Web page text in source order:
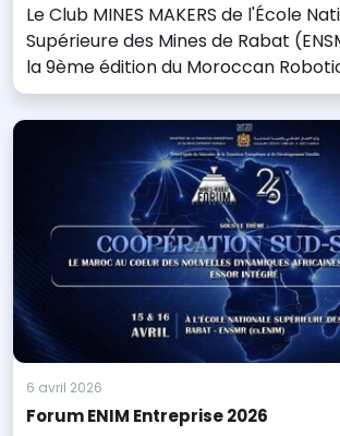
Le Club MINES MAKERS de l'École
Supérieure des Mines de Rabat
la 9ème édition du Moroccan
6 avril 2026
Forum ENIM Entreprise 2026